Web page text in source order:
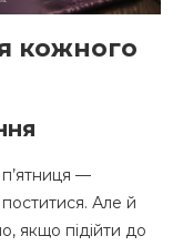
кожного
—
поститися. Але й
якщо підійти до